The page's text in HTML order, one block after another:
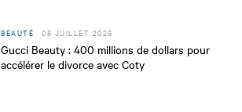
BEAUTÉ 08 JUILLET 2026
Gucci Beauty : 400 millions de dollars pour
accélérer le divorce avec Coty